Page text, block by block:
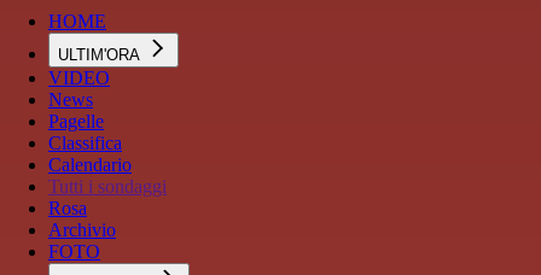
HOME
ULTIM'ORA
VIDEO
News
Pagelle
Classifica
Calendario
Tutti i sondaggi
Rosa
Archivio
FOTO